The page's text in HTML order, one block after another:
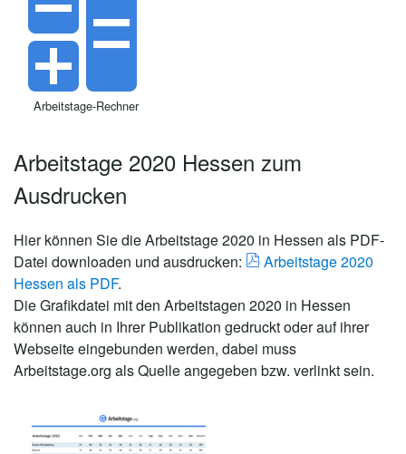
Arbeitstage-Rechner
Arbeitstage 2020 Hessen zum
Ausdrucken
Hier können Sie die Arbeitstage 2020 in Hessen als PDF-
Datei downloaden und ausdrucken:
Arbeitstage 2020
Hessen als PDF.
Die Grafikdatei mit den Arbeitstagen 2020 in Hessen
können auch in Ihrer Publikation gedruckt oder auf ihrer
Webseite eingebunden werden, dabei muss
Arbeitstage.org als Quelle angegeben bzw. verlinkt sein.